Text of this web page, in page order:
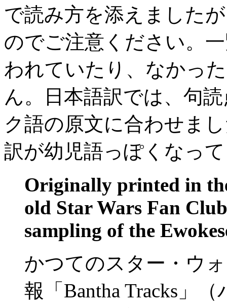
で読み方を添えました
のでご注意ください。
われていたり、なかっ
ん。日本語訳では、句
ク語の原文に合わせま
訳が幼児語っぽくなっ
Originally printed in
old Star Wars Fan
sampling of the
かつてのスター・ウ
報「Bantha Tracks」